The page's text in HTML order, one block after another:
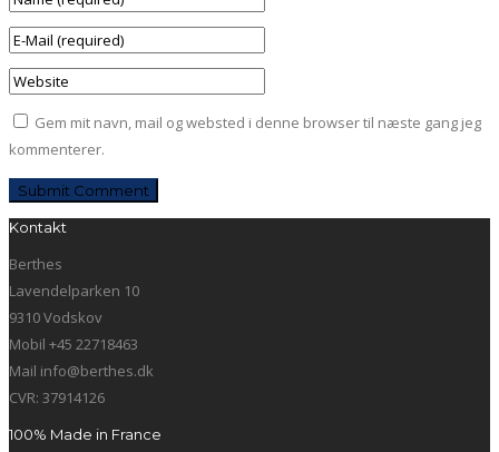
Gem mit navn, mail og websted i denne browser til næste gang jeg
kommenterer.
Kontakt
Berthes
Lavendelparken 10
9310 Vodskov
Mobil +45 22718463
Mail info@berthes.dk
CVR: 37914126
100% Made in France